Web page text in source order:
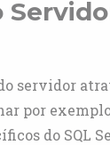
servidor
por
do SQL